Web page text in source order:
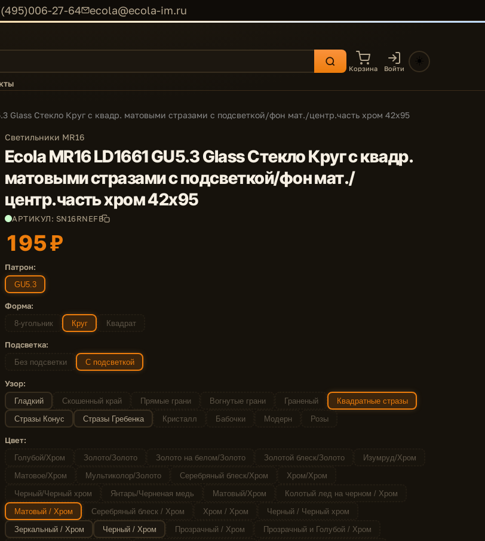
27-64 ecola@ecola-im.ru
Корзина Войти
Glass Стекло Круг с квадр. матовыми стразами с подсветкой/фон мат./центр.часть хром 42x95
Светильники MR16
Ecola MR16 LD1661 GU5.3 Glass Стекло Круг с квадр.
матовыми стразами с подсветкой/фон мат./
центр.часть хром 42x95
АРТИКУЛ: SN16RNEFB
195 ₽
Патрон:
GU5.3
Форма:
8-угольник Круг Квадрат
Подсветка:
Без подсветки С подсветкой
Узор:
Гладкий Скошенный край Прямые грани Вогнутые грани Граненый
Квадратные стразы
Стразы Конус
Стразы Гребенка Кристалл Бабочки Модерн Розы
Цвет:
Голубой/Хром Золото/Золото Золото на белом/Золото Золотой блеск/Золото
Изумруд/Хром
Матовое/Хром
Мультиколор/Золото Серебряный блеск/Хром
Хром/Хром
Черный/Черный хром
Янтарь/Черненая медь Матовый/Хром
Колотый лед на черном / Хром
Матовый / Хром
Серебряный блеск / Хром Хром / Хром
Черный / Черный хром
Зеркальный / Хром
Черный / Хром Прозрачный / Хром
Прозрачный и Голубой / Хром